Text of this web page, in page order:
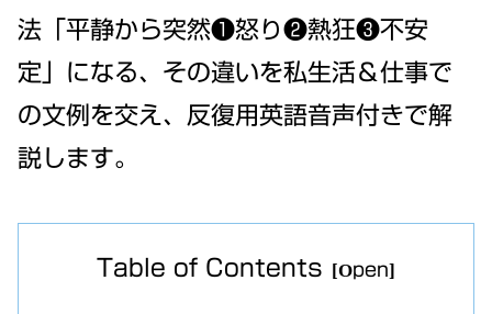
法「平静から突然❶怒り❷熱狂❸不安
定」になる、その違いを私生活＆仕事で
の文例を交え、反復用英語音声付きで解
説します。
Table of Contents